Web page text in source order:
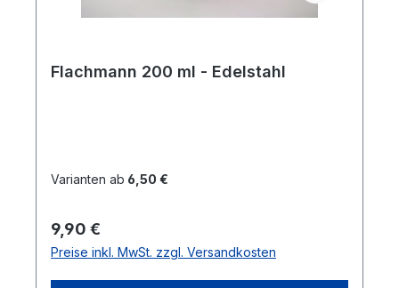
Flachmann 200 ml - Edelstahl
Varianten ab 6,50 €
Regulärer Preis:
9,90 €
Preise inkl. MwSt. zzgl. Versandkosten